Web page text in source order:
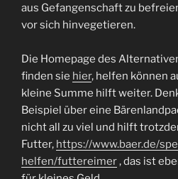
aus Gefangenschaft zu
vor sich hinvegetieren.
Die Homepage des
finden sie hier, helfen können
kleine Summe hilft weiter.
Beispiel über eine
nicht all zu viel und hilft
Futter, https://www.baer.de/
helfen/futtereimer, das ist